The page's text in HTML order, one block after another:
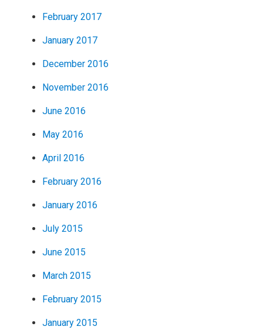
February 2017
January 2017
December 2016
November 2016
June 2016
May 2016
April 2016
February 2016
January 2016
July 2015
June 2015
March 2015
February 2015
January 2015